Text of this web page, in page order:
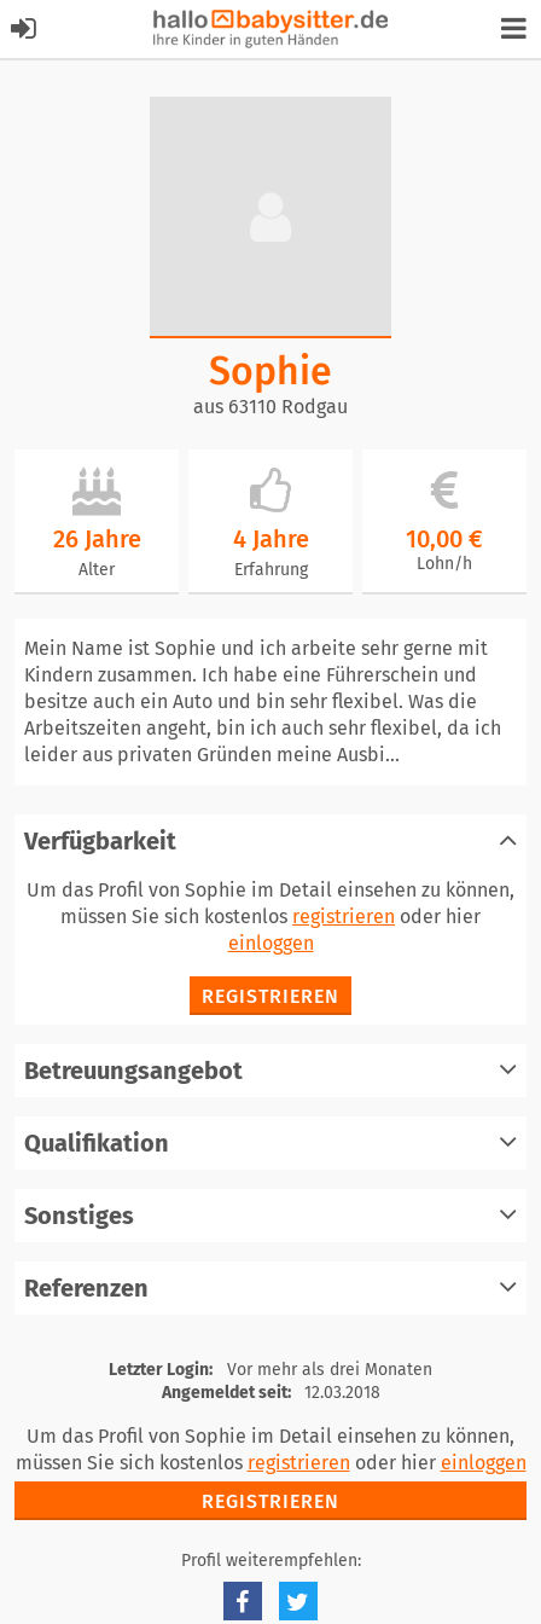
Sophie
aus 63110 Rodgau
26 Jahre
Alter
4 Jahre
Erfahrung
10,00 €
Lohn/h
Mein Name ist Sophie und ich arbeite sehr gerne mit
Kindern zusammen. Ich habe eine Führerschein und
besitze auch ein Auto und bin sehr flexibel. Was die
Arbeitszeiten angeht, bin ich auch sehr flexibel, da ich
leider aus privaten Gründen meine Ausbi...
Verfügbarkeit
Um das Profil von Sophie im Detail einsehen zu können,
müssen Sie sich kostenlos registrieren oder hier
einloggen
REGISTRIEREN
Betreuungsangebot
Qualifikation
Sonstiges
Referenzen
registrieren
einloggen
Letzter Login:
Vor mehr als drei Monaten
Angemeldet seit:
12.03.2018
Um das Profil von Sophie im Detail einsehen zu können,
müssen Sie sich kostenlos registrieren oder hier einloggen
REGISTRIEREN
Profil weiterempfehlen: